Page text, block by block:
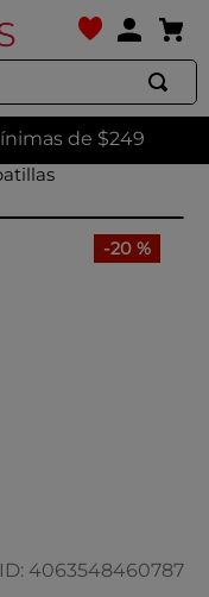
de $249
-20 %
ID: 4063548460787